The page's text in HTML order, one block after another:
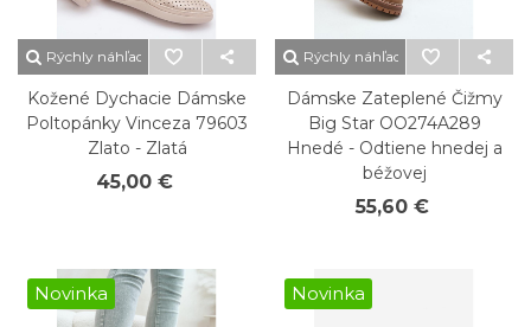
Rýchly náhľad
Kožené Dychacie Dámske
Poltopánky Vinceza 79603
Zlato - Zlatá
45,00 €
Rýchly náhľad
Dámske Zateplené Čižmy
Big Star OO274A289
Hnedé - Odtiene hnedej a
béžovej
55,60 €
Novinka Novinka